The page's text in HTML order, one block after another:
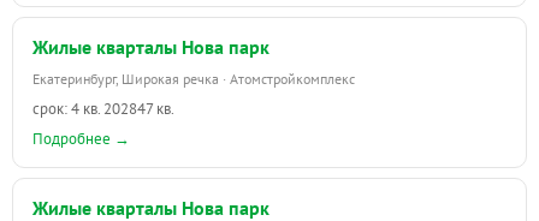
Жилые кварталы Нова парк
Екатеринбург, Широкая речка · Атомстройкомплекс
срок: 4 кв. 202847 кв.
Подробнее →
Жилые кварталы Нова парк